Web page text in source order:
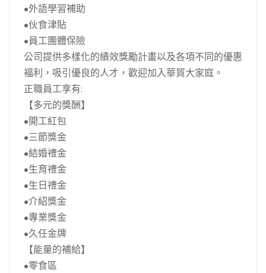
•外語學習補助
•伙食津貼
•員工團體保險
公司提供多樣化的績效獎勵計畫以及各項不同的優惠
福利，吸引優良的人才，歡迎加入華貿大家庭。
正職員工享有:
【多元的獎酬】
•開工紅包
•三節獎金
•結婚禮金
•生育禮金
•生日禮金
•介紹獎金
•專業獎金
•久任金牌
【能量的補給】
•零食區